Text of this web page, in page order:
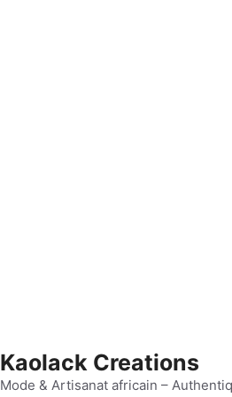
Kaolack Creations
Mode & Artisanat africain –